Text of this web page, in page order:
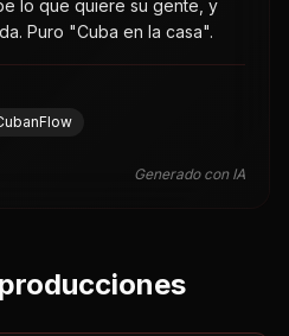
lo que quiere su gente, y
Puro "Cuba en la casa".
Generado con IA